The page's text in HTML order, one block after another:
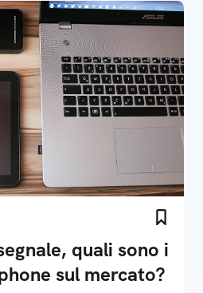
quali sono i
sul mercato?